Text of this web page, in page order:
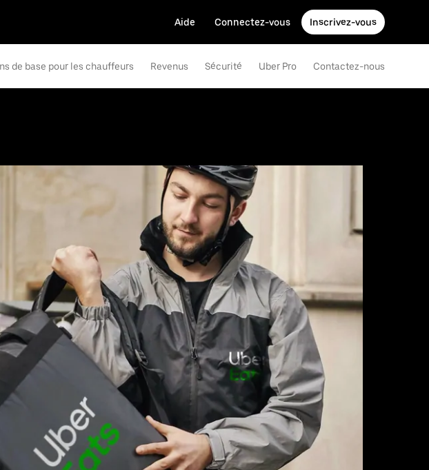
Aide Connectez-vous Inscrivez-vous
de base pour les chauffeurs Revenus Sécurité Uber Pro Contactez-nous